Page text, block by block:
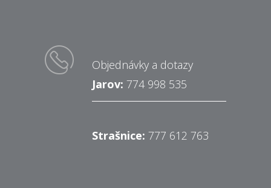
Objednávky a dotazy
Jarov: 774 998 535
Strašnice: 777 612 763